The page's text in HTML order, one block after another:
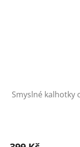
Smyslné kalhotky